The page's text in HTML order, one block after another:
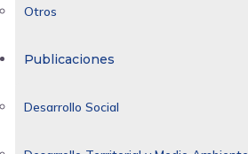
Otros
Publicaciones
Desarrollo Social